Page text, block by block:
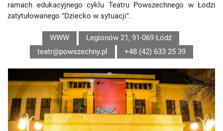
ramach edukacyjnego cyklu Teatru Powszechnego w Łodzi
zatytułowanego "Dziecko w sytuacji".
WWW
Legionów 21, 91-069 Łódź
teatr@powszechny.pl
+48 (42) 633 25 39